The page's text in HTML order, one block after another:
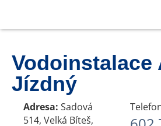
Vodoinstalace
Jízdný
Adresa: Sadová
514, Velká Bíteš,